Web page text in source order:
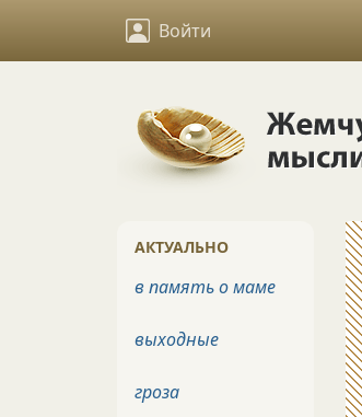
Войти
АКТУАЛЬНО
в память о маме
выходные
гроза